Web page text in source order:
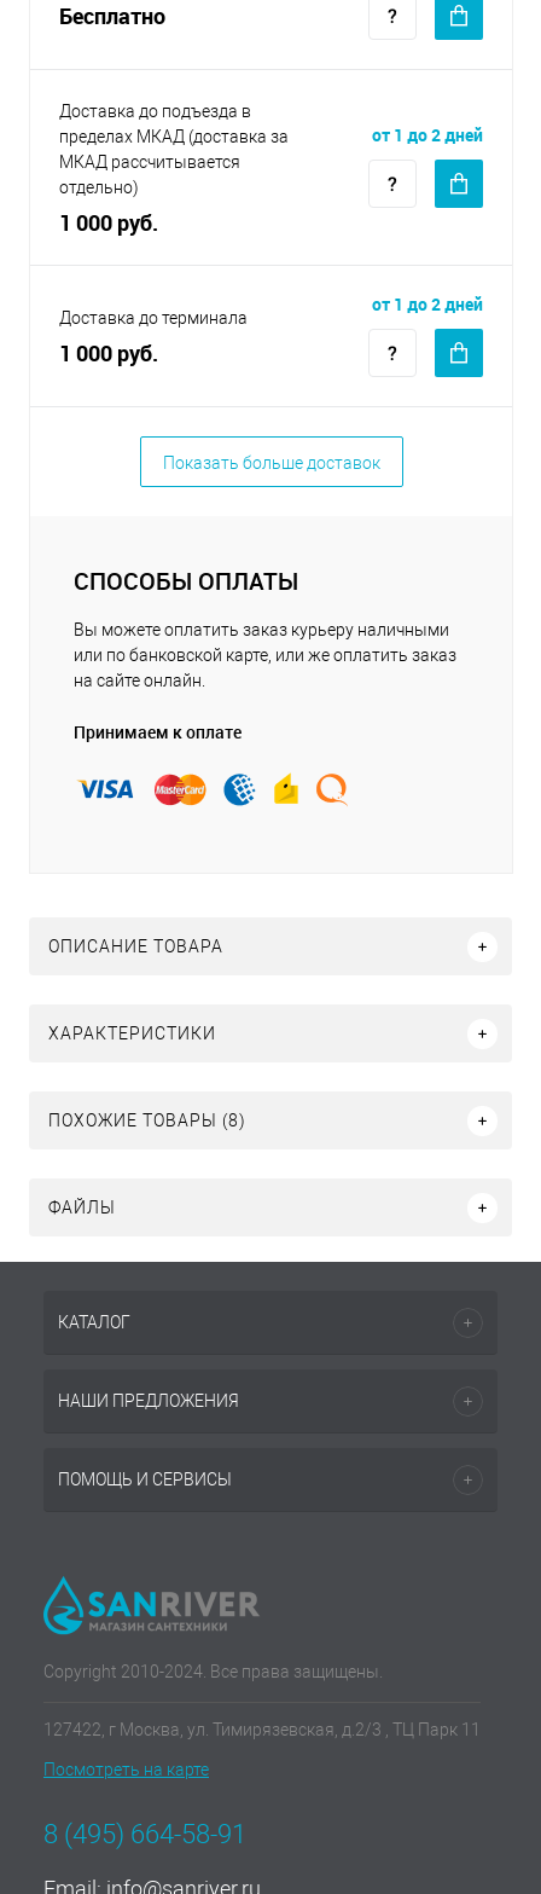
Бесплатно
Доставка до подъезда в
пределах МКАД (доставка за
МКАД рассчитывается
отдельно)
1 000 руб.
от 1 до 2 дней
Доставка до терминала
1 000 руб.
от 1 до 2 дней
Показать больше доставок
СПОСОБЫ ОПЛАТЫ
Вы можете оплатить заказ курьеру наличными
или по банковской карте, или же оплатить заказ
на сайте онлайн.
Принимаем к оплате
ОПИСАНИЕ ТОВАРА
ХАРАКТЕРИСТИКИ
ПОХОЖИЕ ТОВАРЫ (8)
ФАЙЛЫ
КАТАЛОГ
НАШИ ПРЕДЛОЖЕНИЯ
ПОМОЩЬ И СЕРВИСЫ
Copyright 2010-2024. Все права защищены.
127422, г Москва, ул. Тимирязевская, д.2/3 , ТЦ Парк 11
Посмотреть на карте
8 (495) 664-58-91
Email: info@sanriver.ru